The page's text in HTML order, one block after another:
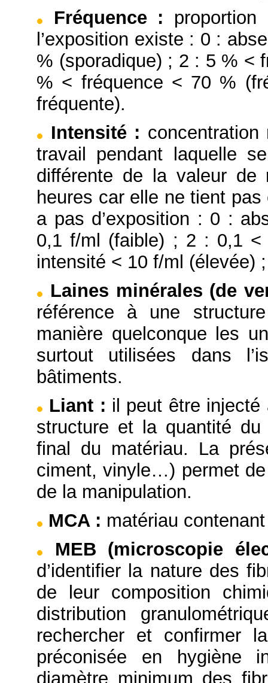
Fréquence:
l’exposition existe : 0 :
% (sporadique) ; 2 : 5 % <
% < fréquence < 70 %
fréquente).
Intensité:
travail pendant laquelle
différente de la valeur de
heures car elle ne tient
a pas d’exposition : 0 :
0,1 f/ml (faible) ; 2 : 0,1
intensité < 10 f/ml (élevée)
Laines minérales (de
référence à une
manière quelconque les
surtout utilisées dans
bâtiments.
Liant : il peut être
structure et la quantité du
final du matériau. La
ciment, vinyle…) permet
de la manipulation.
MCA: matériau
MEB (microscopie
d’identifier la nature des
de leur composition
distribution
rechercher et confirmer
préconisée en hygiène
diamètre minimum des